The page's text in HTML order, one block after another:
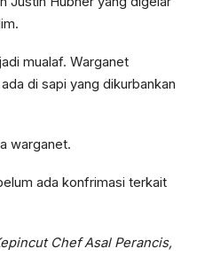
mualaf. Warganet
di sapi yang dikurbankan
warganet.
ada konfrimasi terkait
Chef Asal Perancis,